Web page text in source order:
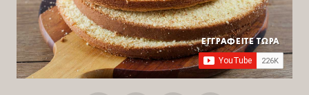
ΕΓΓΡΑΦΕΙΤΕ ΤΩΡΑ